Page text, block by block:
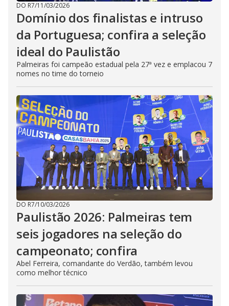
DO R7/11/03/2026
Domínio dos finalistas e intruso
da Portuguesa; confira a seleção
ideal do Paulistão
Palmeiras foi campeão estadual pela 27ª vez e emplacou 7
nomes no time do torneio
DO R7/10/03/2026
Paulistão 2026: Palmeiras tem
seis jogadores na seleção do
campeonato; confira
Abel Ferreira, comandante do Verdão, também levou
como melhor técnico